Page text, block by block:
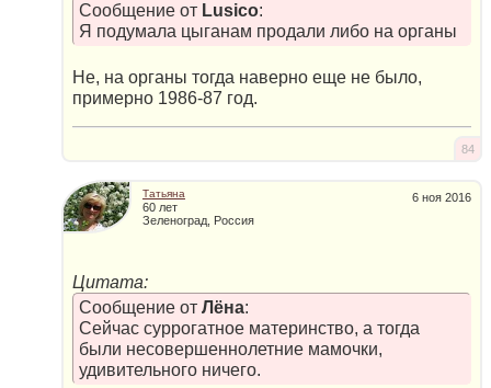
Сообщение от Lusico:
Я подумала цыганам продали либо на органы
Не, на органы тогда наверно еще не было,
примерно 1986-87 год.
84
6 ноя 2016
Татьяна
60 лет
Зеленоград, Россия
Цитата:
Сообщение от Лёна:
Сейчас суррогатное материнство, а тогда
были несовершеннолетние мамочки,
удивительного ничего.